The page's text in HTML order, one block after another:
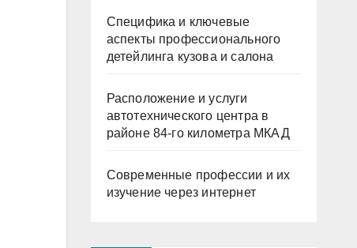
Специфика и ключевые
аспекты профессионального
детейлинга кузова и салона
Расположение и услуги
автотехнического центра в
районе 84-го километра МКАД
Современные профессии и их
изучение через интернет